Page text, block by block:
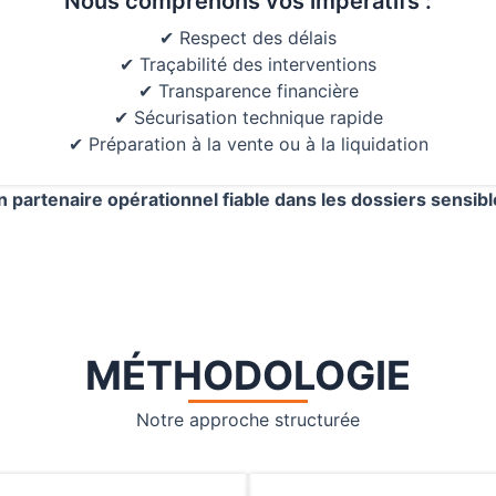
✔ Respect des délais
✔ Traçabilité des interventions
✔ Transparence financière
✔ Sécurisation technique rapide
✔ Préparation à la vente ou à la liquidation
partenaire opérationnel fiable dans les dossiers
MÉTHODOLOGIE
Notre approche structurée